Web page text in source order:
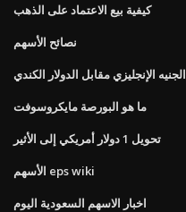
كيفية بيع الاعتماد على الذهب
نصائح الأسهم
الجنيه الإنجليزي مقابل الدولار الكندي
ما هو البورصة مايكروسوفت
تحويل 1 دولار أمريكي إلى الأثير
الأسهم eps wiki
اخبار الاسهم السعودية اليوم